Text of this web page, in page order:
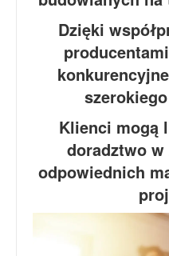
Dzięki
Klienci mogą
doradztwo
odpowiednich